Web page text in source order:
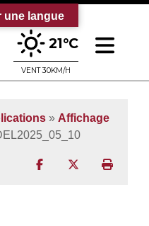
sur le site officiel de la
21°C
VENT 30KM/H
» Affichage
Partager surPartager sur
une langue